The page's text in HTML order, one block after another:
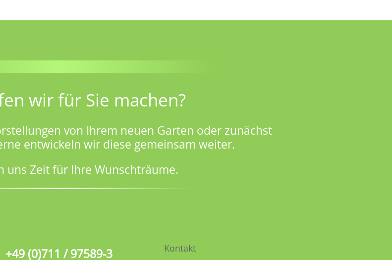
wir für Sie machen?
von Ihrem neuen Garten oder zunächst
entwickeln wir diese gemeinsam weiter.
uns Zeit für Ihre Wunschträume.
+49 (0)711 / 97589-3 Kontakt